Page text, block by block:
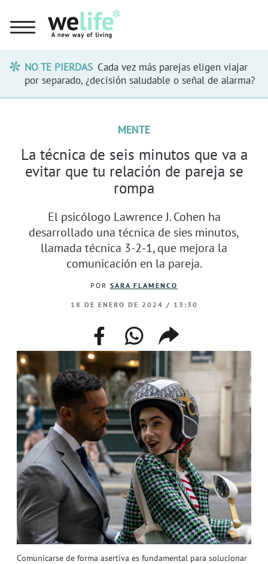
NO TE PIERDAS Cada vez más parejas eligen viajar
por separado, ¿decisión saludable o señal de alarma?
Comunicarse de forma asertiva es fundamental para solucionar
MENTE
La técnica de seis minutos que va a
evitar que tu relación de pareja se
rompa
El psicólogo Lawrence J. Cohen ha
desarrollado una técnica de sies minutos,
llamada técnica 3-2-1, que mejora la
comunicación en la pareja.
POR SARA FLAMENCO
18 DE ENERO DE 2024 / 13:30
facebookwhatsappcompartir
enlace